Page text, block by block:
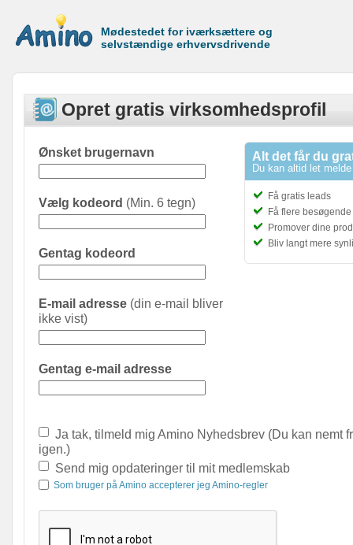
Mødestedet for iværksættere og
selvstændige erhvervsdrivende
Opret gratis virksomhedsprofil
Alt det får du
Du kan altid let
Få gratis leads
Få flere
Promover dine
Bliv langt mere
Ønsket brugernavn
Vælg kodeord (Min. 6 tegn)
Gentag kodeord
E-mail adresse (din e-mail bliver
ikke vist)
Gentag e-mail adresse
Ja tak, tilmeld mig Amino Nyhedsbrev (Du kan nemt
igen.)
Send mig opdateringer til mit medlemskab
Som bruger på Amino accepterer jeg Amino-regler